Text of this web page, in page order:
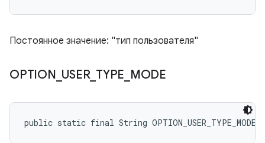
Постоянное значение: "тип пользователя"
OPTION USER_ TYPE MODE
public static final String OPTION_USER_TYPE_MODE